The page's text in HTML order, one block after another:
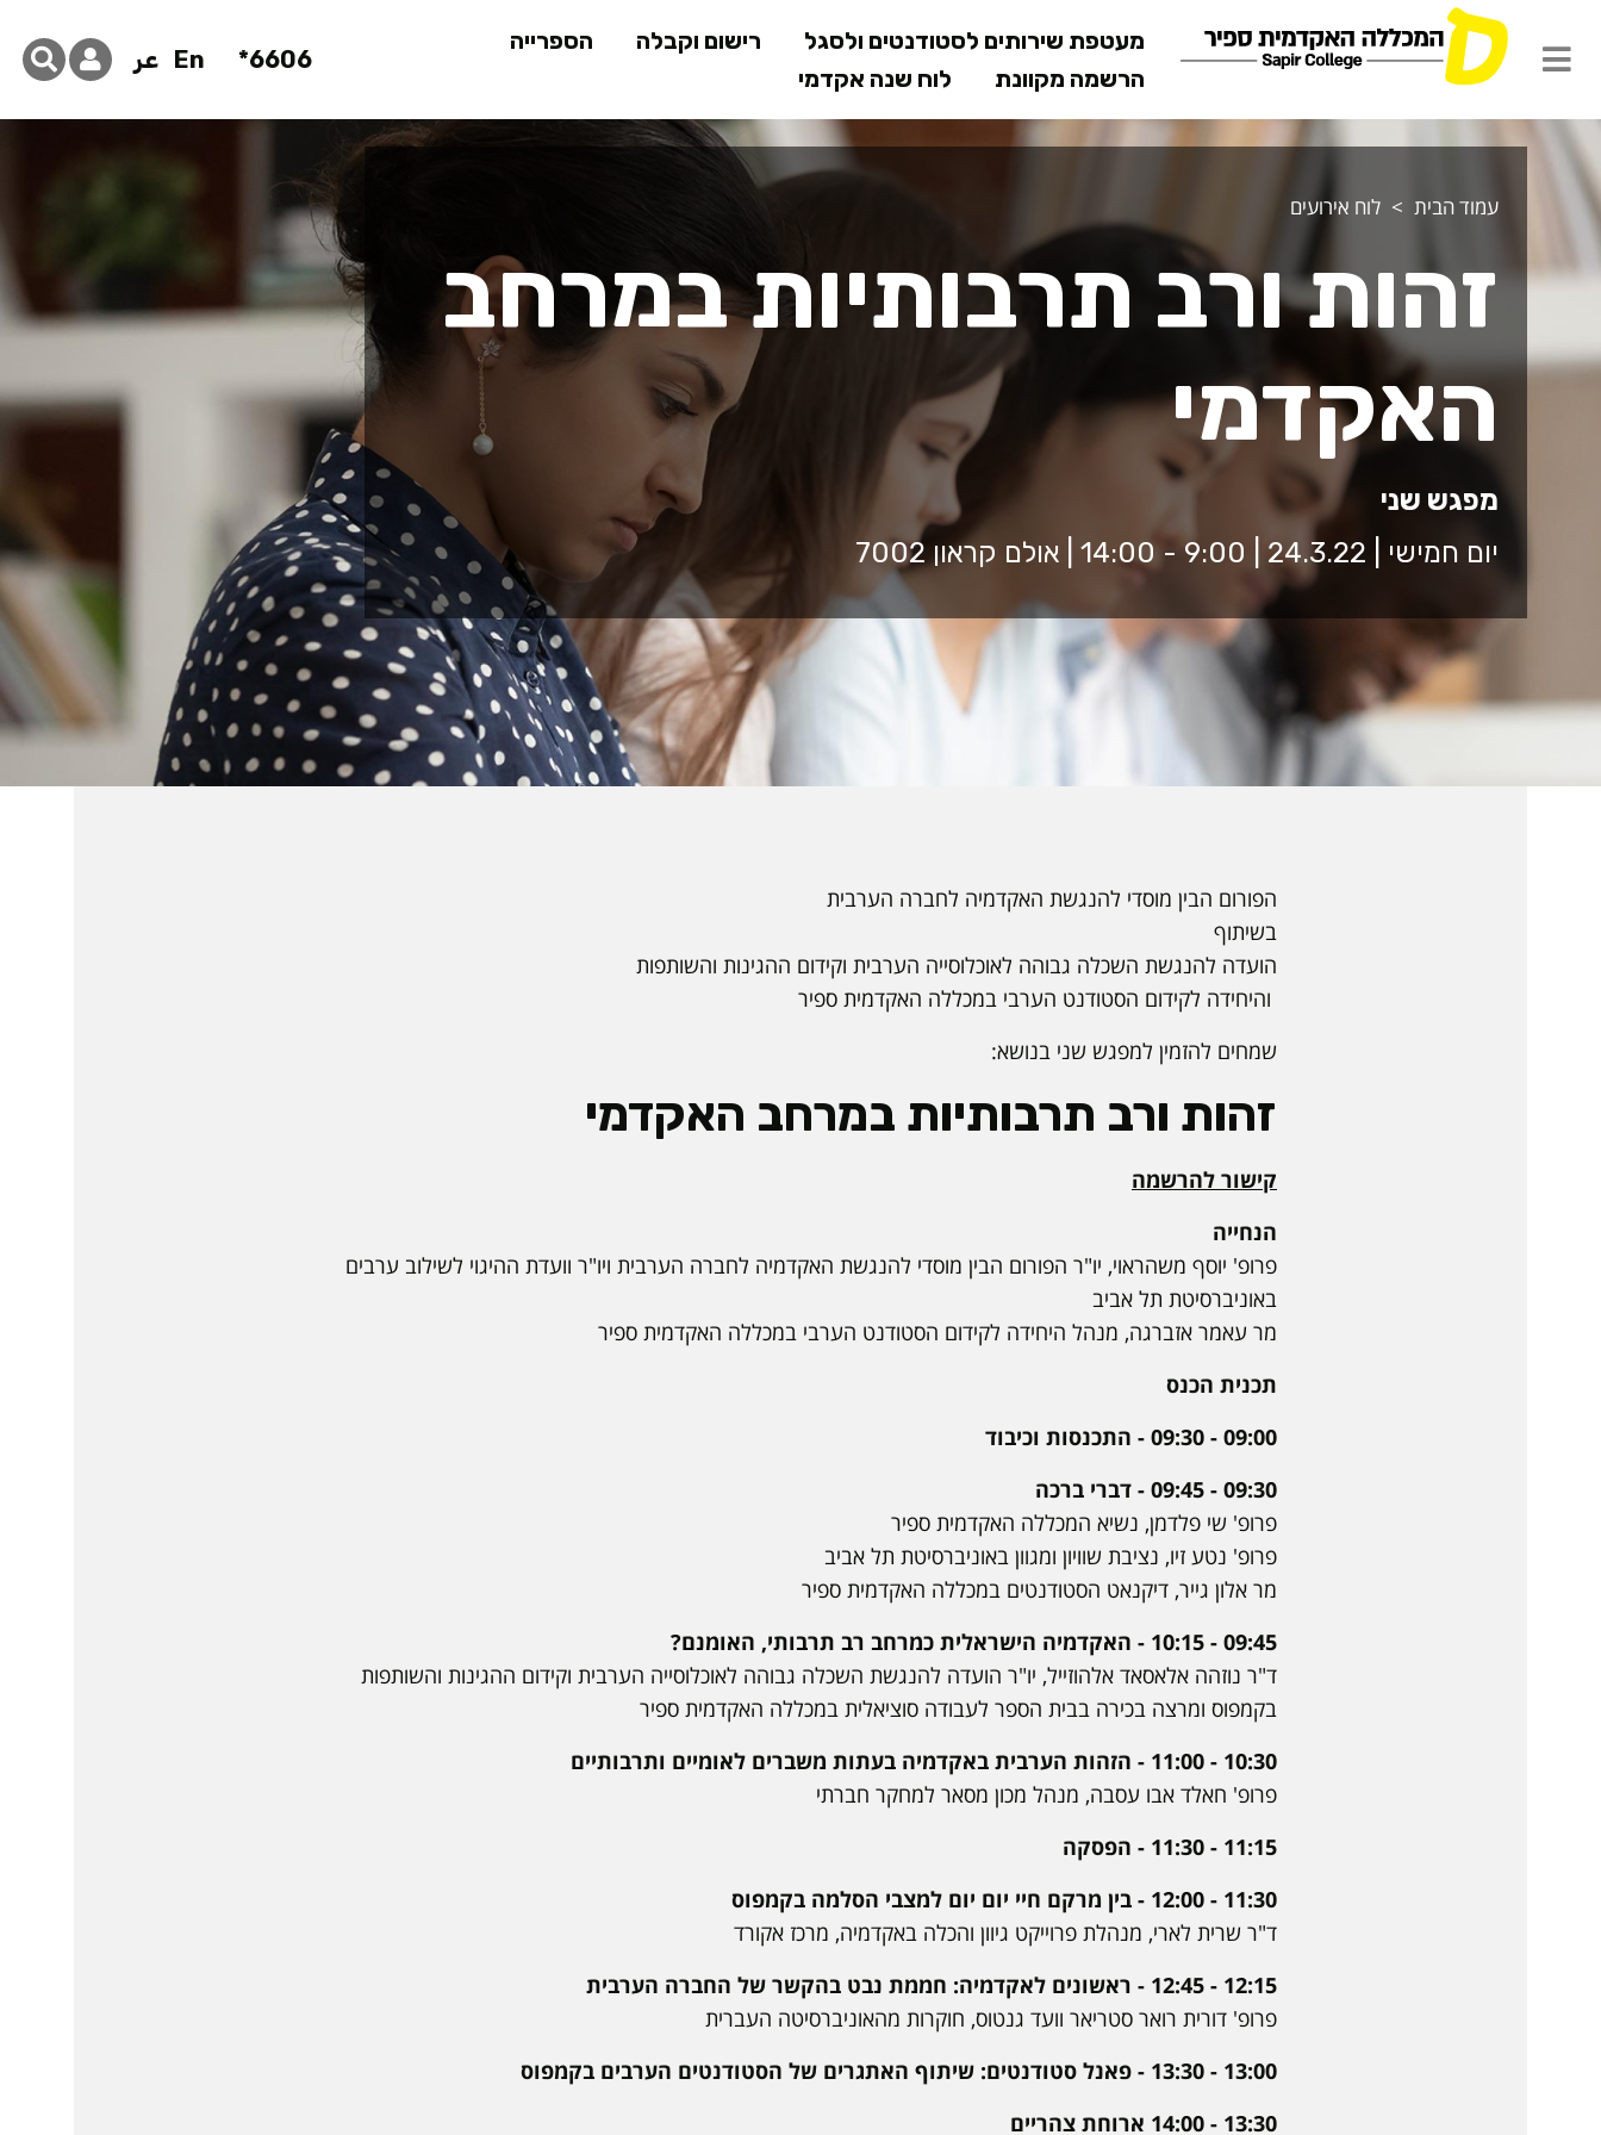
לתוכן
המרכזי
מעטפת שירותים לסטודנטים ולסגל רישום וקבלה
הספרייה
הרשמה מקוונת
לוח שנה אקדמי
6606*
En عر
עמוד הבית לוח אירועים
זהות ורב תרבותיות במרחב
האקדמי
מפגש שני
יום חמישי | 24.3.22 | 9:00 - 14:00 | אולם קראון 7002
הפורום הבין מוסדי להנגשת האקדמיה לחברה הערבית
בשיתוף
הועדה להנגשת השכלה גבוהה לאוכלוסייה הערבית וקידום ההגינות והשותפות
והיחידה לקידום הסטודנט הערבי במכללה האקדמית ספיר
שמחים להזמין למפגש שני בנושא:
זהות ורב תרבותיות במרחב האקדמי
קישור להרשמה
הנחייה
פרופ' יוסף משהראוי, יו"ר הפורום הבין מוסדי להנגשת האקדמיה לחברה הערבית ויו"ר וועדת ההיגוי לשילוב ערבים
באוניברסיטת תל אביב
מר עאמר אזברגה, מנהל היחידה לקידום הסטודנט הערבי במכללה האקדמית ספיר
תכנית הכנס
09:00 - 09:30 - התכנסות וכיבוד
09:30 - 09:45 - דברי ברכה
פרופ' שי פלדמן, נשיא המכללה האקדמית ספיר
פרופ' נטע זיו, נציבת שוויון ומגוון באוניברסיטת תל אביב
מר אלון גייר, דיקנאט הסטודנטים במכללה האקדמית ספיר
09:45 - 10:15 - האקדמיה הישראלית כמרחב רב תרבותי, האומנם?
ד"ר נוזהה אלאסאד אלהוזייל, יו"ר הועדה להנגשת השכלה גבוהה לאוכלוסייה הערבית וקידום ההגינות והשותפות
בקמפוס ומרצה בכירה בבית הספר לעבודה סוציאלית במכללה האקדמית ספיר
10:30 - 11:00 - הזהות הערבית באקדמיה בעתות משברים לאומיים ותרבותיים
פרופ' חאלד אבו עסבה, מנהל מכון מסאר למחקר חברתי
11:15 - 11:30 - הפסקה
11:30 - 12:00 - בין מרקם חיי יום יום למצבי הסלמה בקמפוס
ד"ר שרית לארי, מנהלת פרוייקט גיוון והכלה באקדמיה, מרכז אקורד
12:15 - 12:45 - ראשונים לאקדמיה: חממת נבט בהקשר של החברה הערבית
פרופ' דורית רואר סטריאר וועד גנטוס, חוקרות מהאוניברסיטה העברית
13:00 - 13:30 - פאנל סטודנטים: שיתוף האתגרים של הסטודנטים הערבים בקמפוס
13:30 - 14:00 ארוחת צהריים